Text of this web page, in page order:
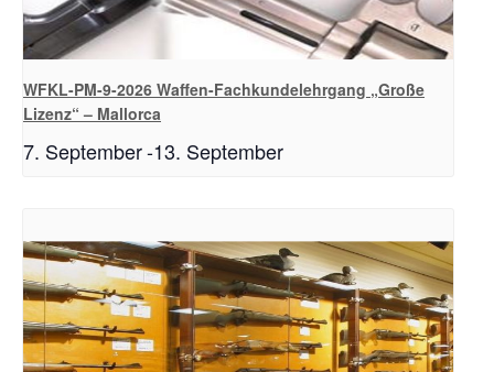
WFKL-PM-9-2026 Waffen-Fachkundelehrgang „Große
Lizenz“ – Mallorca
7. September-13. September